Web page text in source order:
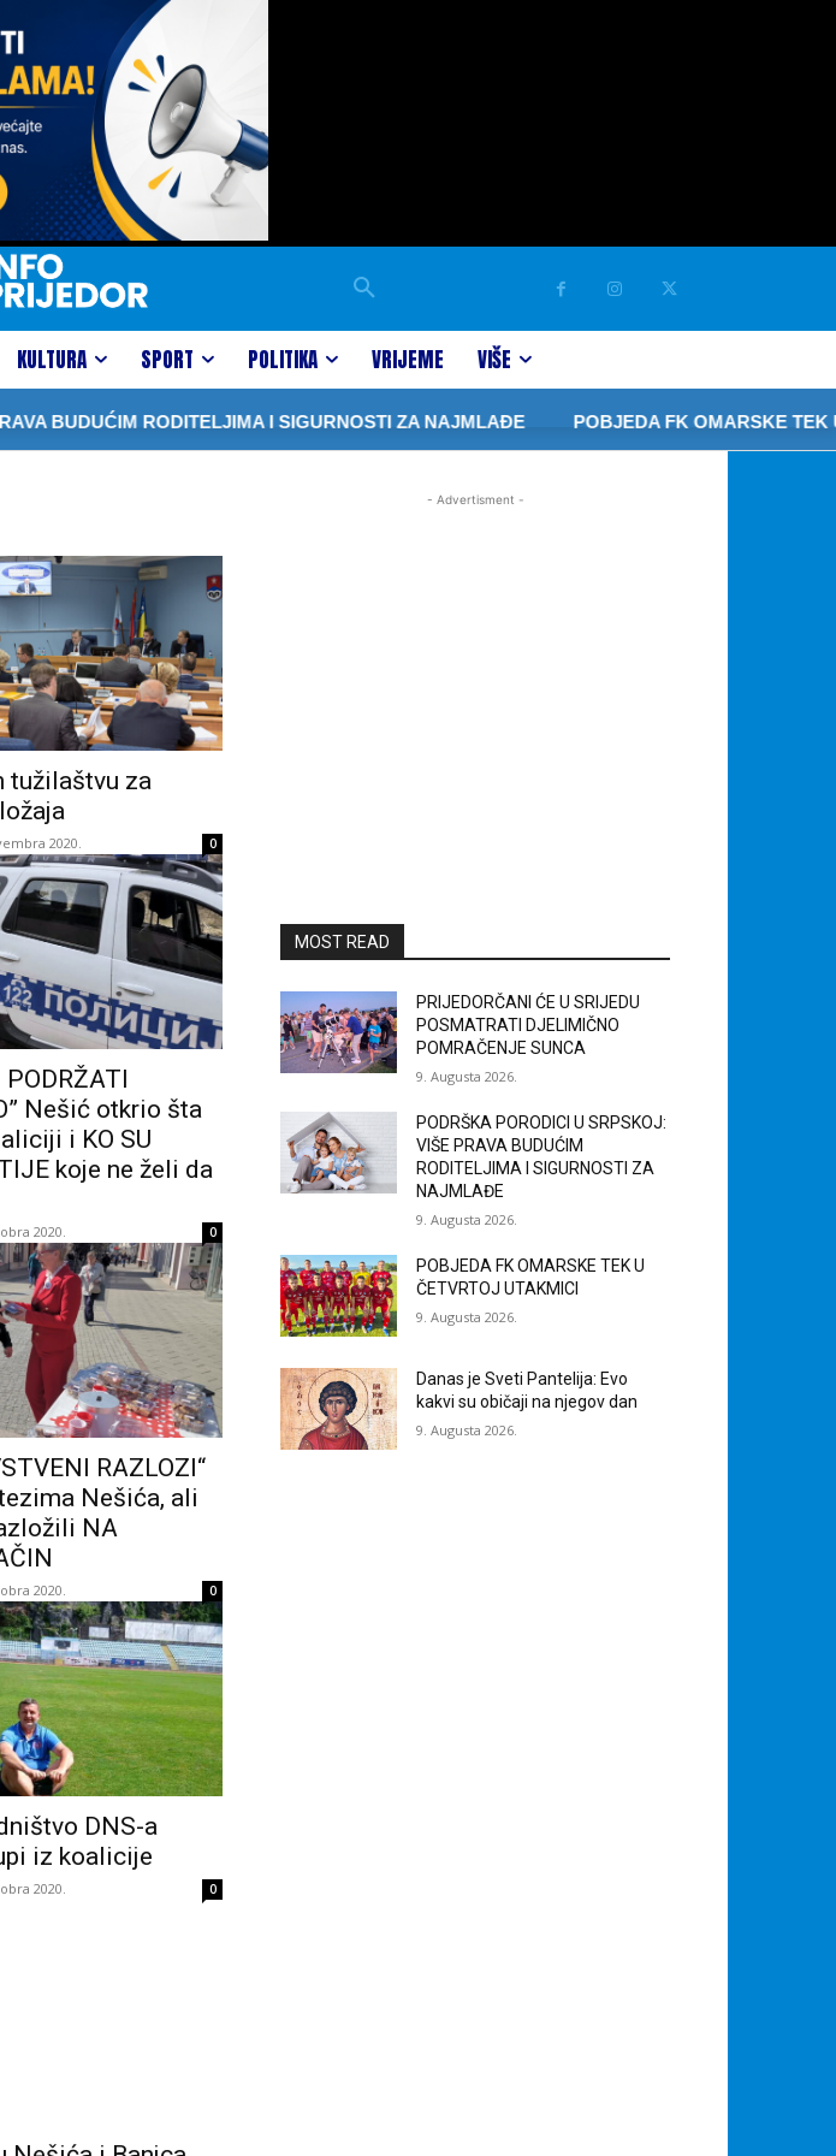
KULTURA SPORT POLITIKA VRIJEME VIŠE
BUDUĆIM RODITELJIMA I SIGURNOSTI ZA NAJMLAĐE
POBJEDA FK OMARSKE TEK U
tužilaštvu za
2020. 0
PODRŽATI
Nešić otkrio šta
i KO SU
koje ne želi da
2020. 0
RAZLOZI“
Nešića, ali
NA
2020. 0
DNS-a
iz koalicije
2020. 0
- Advertisment -
MOST READ
PRIJEDORČANI ĆE U SRIJEDU
POSMATRATI DJELIMIČNO
POMRAČENJE SUNCA
9. Augusta 2026.
PODRŠKA PORODICI U SRPSKOJ:
VIŠE PRAVA BUDUĆIM
RODITELJIMA I SIGURNOSTI ZA
NAJMLAĐE
9. Augusta 2026.
POBJEDA FK OMARSKE TEK U
ČETVRTOJ UTAKMICI
9. Augusta 2026.
Danas je Sveti Pantelija: Evo
kakvi su običaji na njegov dan
9. Augusta 2026.